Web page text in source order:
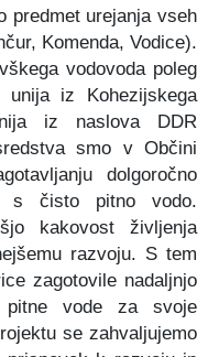
predmet urejanja vseh
Komenda, Vodice).
vodovoda poleg
unija iz Kohezijskega
iz naslova DDR
smo v Občini
dolgoročno
s čisto pitno vodo.
kakovost življenja
razvoju. S tem
zagotovile nadaljnjo
vode za svoje
se zahvaljujemo